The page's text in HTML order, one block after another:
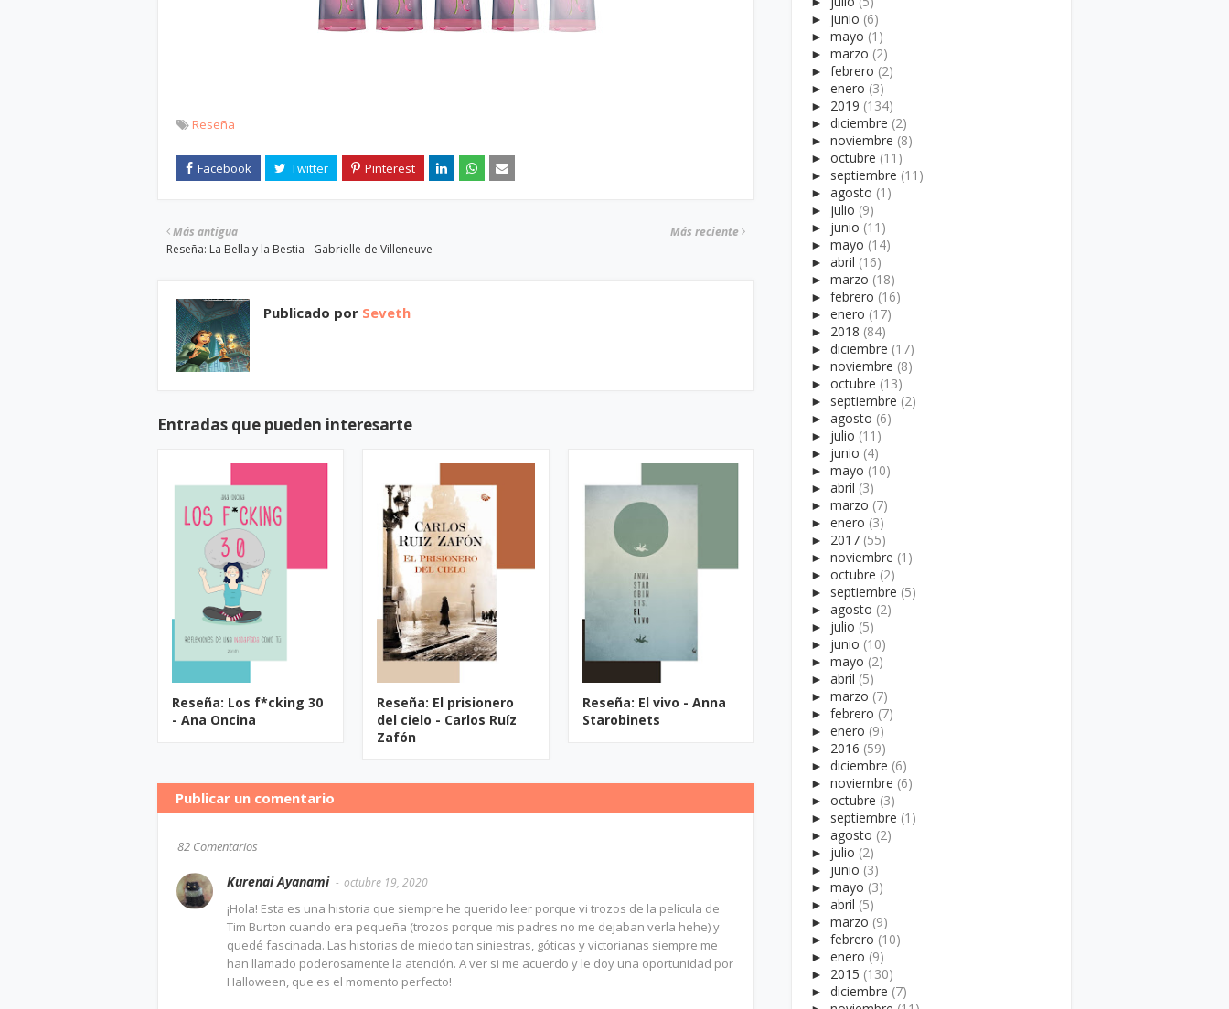
Reseña
Más reciente
Más antigua
Reseña: La Bella y la Bestia - Gabrielle de Villeneuve
Publicado por Seveth
Entradas que pueden interesarte
Reseña: Los f*cking 30
- Ana Oncina
Reseña: El prisionero
del cielo - Carlos Ruíz
Zafón
Reseña: El vivo - Anna
Starobinets
Publicar un comentario
82 Comentarios
Kurenai Ayanami octubre 19, 2020
¡Hola! Esta es una historia que siempre he querido leer porque vi trozos de la película de
Tim Burton cuando era pequeña (trozos porque mis padres no me dejaban verla hehe) y
quedé fascinada. Las historias de miedo tan siniestras, góticas y victorianas siempre me
han llamado poderosamente la atención. A ver si me acuerdo y le doy una oportunidad por
Halloween, que es el momento perfecto!
► junio (6)
►mayo (1)
►marzo (2)
►febrero (2)
►enero (3)
► 2019 (134)
►diciembre (2)
►noviembre (8)
►octubre (11)
► septiembre (11)
►agosto (1)
► julio (9)
► junio (11)
►mayo (14)
►abril (16)
►marzo (18)
►febrero (16)
►enero (17)
► 2018 (84)
►diciembre (17)
►noviembre (8)
►octubre (13)
► septiembre (2)
►agosto (6)
► julio (11)
► junio (4)
►mayo (10)
►abril (3)
►marzo (7)
►enero (3)
► 2017 (55)
►noviembre (1)
►octubre (2)
► septiembre (5)
►agosto (2)
► julio (5)
► junio (10)
►mayo (2)
►abril (5)
►marzo (7)
►febrero (7)
►enero (9)
► 2016 (59)
►diciembre (6)
►noviembre (6)
►octubre (3)
► septiembre (1)
►agosto (2)
► julio (2)
► junio (3)
►mayo (3)
►abril (5)
►marzo (9)
►febrero (10)
►enero (9)
► 2015 (130)
►diciembre (7)